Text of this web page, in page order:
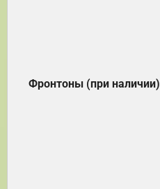
Фронтоны (при наличии)